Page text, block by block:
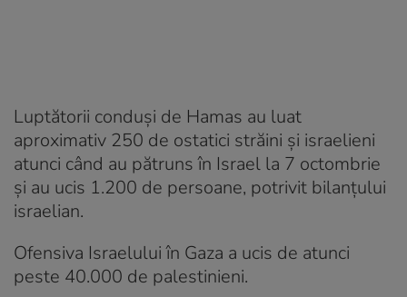
Luptătorii conduşi de Hamas au luat
aproximativ 250 de ostatici străini şi israelieni
atunci când au pătruns în Israel la 7 octombrie
şi au ucis 1.200 de persoane, potrivit bilanţului
israelian.
Ofensiva Israelului în Gaza a ucis de atunci
peste 40.000 de palestinieni.